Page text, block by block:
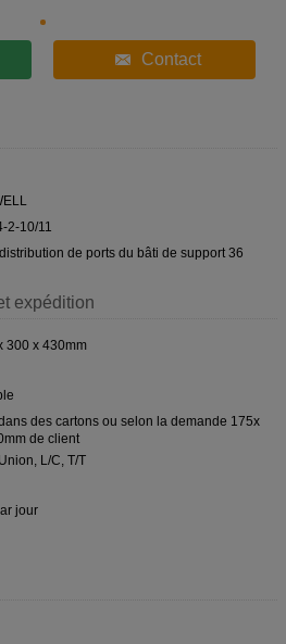
Contact
2-10/11
de ports du bâti de support 36
expédition
300 x 430mm
des cartons ou selon la demande 175x
de client
L/C, T/T
jour